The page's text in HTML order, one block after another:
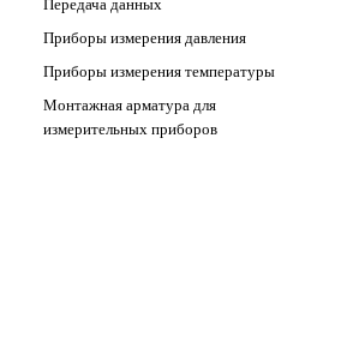
Передача данных
Приборы измерения давления
Приборы измерения температуры
Монтажная арматура для
измерительных приборов